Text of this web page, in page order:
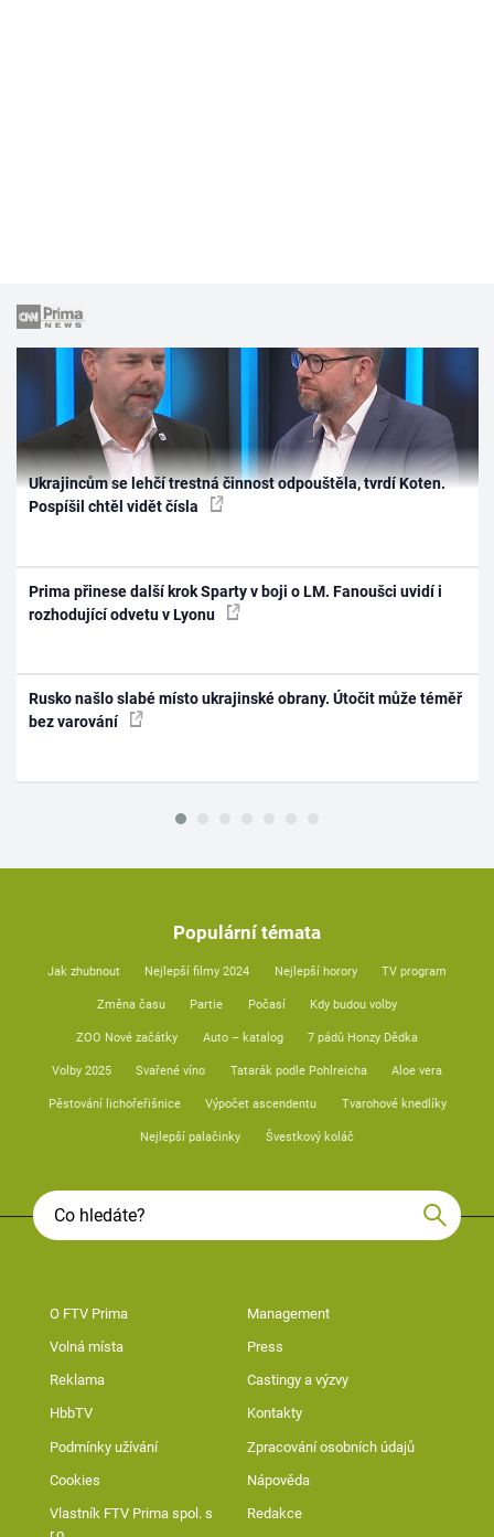
Ukrajincům se lehčí trestná činnost odpouštěla, tvrdí Koten.
Pospíšil chtěl vidět čísla
Prima přinese další krok Sparty v boji o LM. Fanoušci uvidí i
rozhodující odvetu v Lyonu
Rusko našlo slabé místo ukrajinské obrany. Útočit může téměř
bez varování
Populární témata
Jak zhubnout Nejlepší filmy 2024 Nejlepší horory TV program
Změna času Partie Počasí Kdy budou volby
ZOO Nové začátky Auto – katalog 7 pádů Honzy Dědka
Volby 2025 Svařené víno Tatarák podle Pohlreicha Aloe vera
Pěstování lichořeřišnice Výpočet ascendentu Tvarohové knedlíky
Nejlepší palačinky Švestkový koláč
O FTV Prima Management
Volná místa Press
Reklama Castingy a výzvy
HbbTV Kontakty
Podmínky užívání Zpracování osobních údajů
Cookies Nápověda
Vlastník FTV Prima spol. s
Redakce